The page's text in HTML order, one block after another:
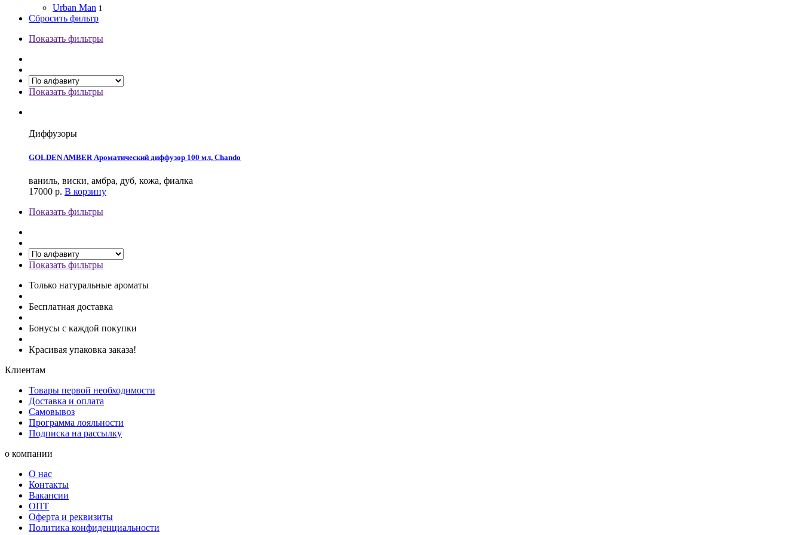
Urban Man 1
Сбросить фильтр
Показать фильтры
Показать фильтры
Диффузоры
GOLDEN AMBER Ароматический диффузор 100 мл, Chando
ваниль, виски, амбра, дуб, кожа, фиалка
17000 р. В корзину
Показать фильтры
Показать фильтры
Только натуральные ароматы
Бесплатная доставка
Бонусы с каждой покупки
Красивая упаковка заказа!
Клиентам
Товары первой необходимости
Доставка и оплата
Самовывоз
Программа лояльности
Подписка на рассылку
о компании
О нас
Контакты
Вакансии
ОПТ
Оферта и реквизиты
Политика конфиденциальности